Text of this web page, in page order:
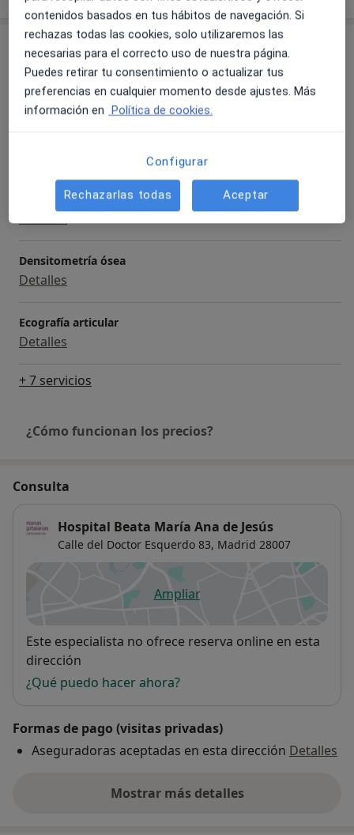
Servicios y precios
Primera visita Reumatología
Detalles
Capilaroscopia
Densitometría ósea
Detalles
Ecografía articular
Detalles
+ 7 servicios
¿Cómo funcionan los precios?
Consulta
Hospital Beata María Ana de Jesús
Calle del Doctor Esquerdo 83, Madrid 28007
Ampliarse abre en una nueva
Disponibilidad
Este especialista no ofrece reserva online en esta
dirección
¿Qué puedo hacer ahora?
Formas de pago (visitas privadas)
Aseguradoras aceptadas en esta dirección Detalles
Mostrar más detalles
sobre la dirección
contenidos basados en tus hábitos de navegación. Si
rechazas todas las cookies, solo utilizaremos las
necesarias para el correcto uso de nuestra página.
Puedes retirar tu consentimiento o actualizar tus
preferencias en cualquier momento desde ajustes. Más
información en Política de cookies.
Configurar
Rechazarlas todas Aceptar